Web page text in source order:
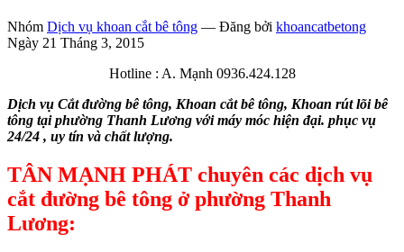
Nhóm Dịch vụ khoan cắt bê tông — Đăng bởi khoancatbetong
Ngày 21 Tháng 3, 2015
Hotline : A. Mạnh 0936.424.128
Dịch vụ Cắt đường bê tông, Khoan cắt bê tông, Khoan rút lõi bê
tông tại phường Thanh Lương với máy móc hiện đại. phục vụ
24/24 , uy tín và chất lượng.
TÂN MẠNH PHÁT chuyên các dịch vụ
cắt đường bê tông ở phường Thanh
Lương: